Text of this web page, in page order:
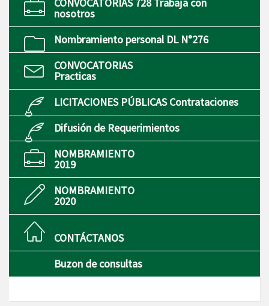
nosotros
Nombramiento personal DL N°276
CONVOCATORIAS
Practicas
LICITACIONES PÚBLICAS Contrataciones
Difusión de Requerimientos
NOMBRAMIENTO
2019
NOMBRAMIENTO
2020
CONTÁCTANOS
Buzon de consultas